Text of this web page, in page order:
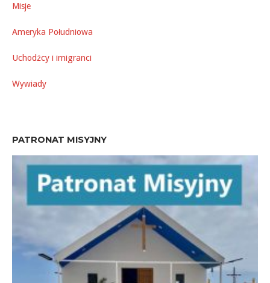
Misje
Ameryka Południowa
Uchodźcy i imigranci
Wywiady
PATRONAT MISYJNY